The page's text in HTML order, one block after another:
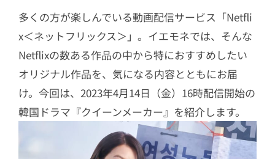
多くの方が楽しんでいる動画配信サービス「Netfli
x＜ネットフリックス＞」。イエモネでは、そんな
Netflixの数ある作品の中から特におすすめしたい
オリジナル作品を、気になる内容とともにお届
け。今回は、2023年4月14日（金）16時配信開始の
韓国ドラマ『クイーンメーカー』を紹介します。